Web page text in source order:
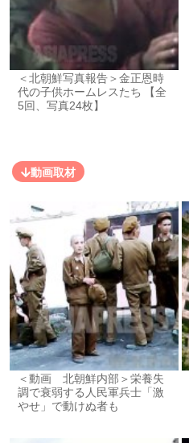
＜北朝鮮写真報告＞金正恩時
代の子供ホームレスたち 【全
5回、写真24枚】
動画取材
＜動画 北朝鮮内部＞栄養失
調で衰弱する人民軍兵士「激
やせ」で動けぬ者も